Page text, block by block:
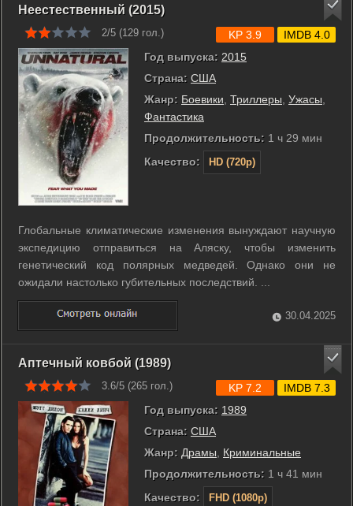
Неестественный (2015)
2/5 (129 гол.)
Год выпуска: 2015
Страна: США
Жанр: Боевики, Триллеры, Ужасы,
Фантастика
Продолжительность: 1 ч 29 мин
Качество:
HD (720p)
KP 3.9 IMDB 4.0
Глобальные климатические изменения вынуждают научную
экспедицию отправиться на Аляску, чтобы изменить
генетический код полярных медведей. Однако они не
ожидали настолько губительных последствий. ...
30.04.2025
Аптечный ковбой (1989)
3.6/5 (265 гол.)
Год выпуска: 1989
Страна: США
Жанр: Драмы
Криминальные
Продолжительность: 1 ч 41 мин
Качество:
FHD (1080p)
KP 7.2 IMDB 7.3